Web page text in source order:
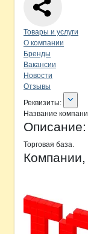
Товары и услуги
О компании
Бренды
Вакансии
Новости
Отзывы
О
Реквизиты
Реквизиты:
Название
Описание:
Торговая база.
Компании,